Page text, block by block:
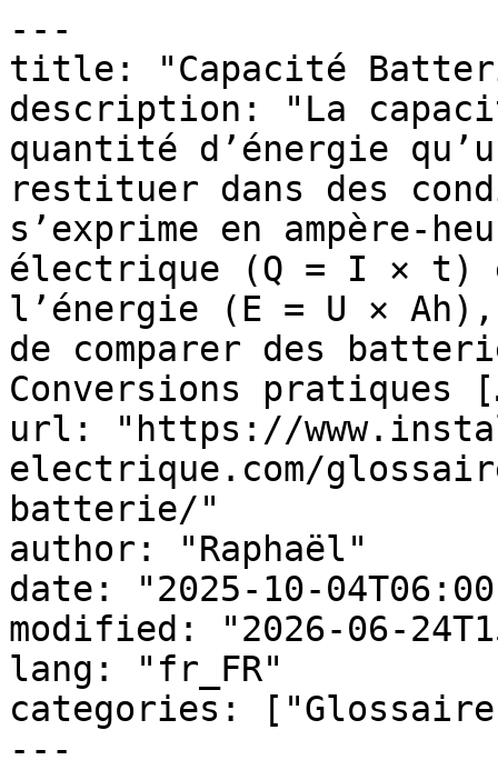
---
title: "Capacité
description: "La
quantité d’énergie
restituer dans des
s’exprime en ampère-
électrique (Q = I × t)
l’énergie (E = U ×
de comparer des
Conversions pratiques
url: "https://
electrique.com/
batterie/"
author: "Raphaël"
date: "2025-10-
modified: "2026-06-
lang: "fr_FR"
categories:
---